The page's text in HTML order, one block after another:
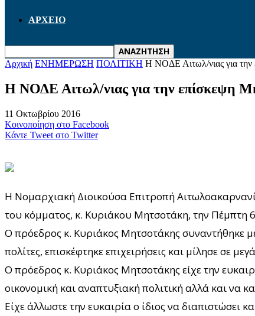
ΑΡΧΕΙΟ
Αρχική ΕΝΗΜΕΡΩΣΗ ΠΟΛΙΤΙΚΗ Η ΝΟΔΕ Αιτωλ/νιας για
Η ΝΟΔΕ Αιτωλ/νιας για την επίσκεψη
11 Οκτωβρίου 2016
Κοινοποίηση στο Facebook
Κάντε Tweet στο Twitter
H Nομαρχιακή Διοικούσα Επιτροπή
του κόμματος, κ. Κυριάκου Μητσοτάκη, την Πέμπτη
Ο πρόεδρος κ. Κυριάκος Μητσοτάκης συναντήθηκε
πολίτες, επισκέφτηκε επιχειρήσεις και μίλησε σε
Ο πρόεδρος κ. Κυριάκος Μητσοτάκης είχε την
οικονομική και αναπτυξιακή πολιτική αλλά και να
Είχε άλλωστε την ευκαιρία ο ίδιος να